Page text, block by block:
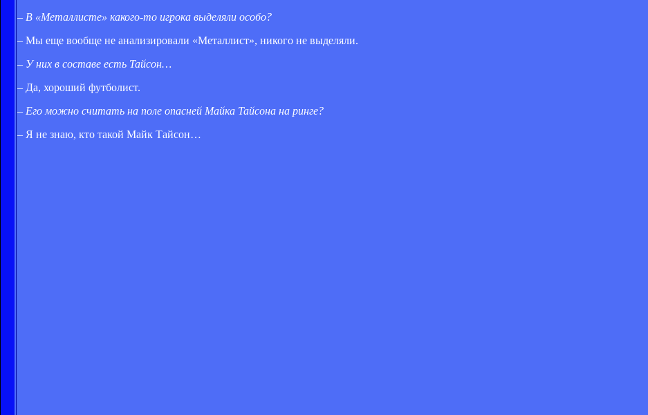
– В «Металлисте» какого-то игрока выделяли особо?
– Мы еще вообще не анализировали «Металлист», никого не выделяли.
– У них в составе есть Тайсон…
– Да, хороший футболист.
– Его можно считать на поле опасней Майка Тайсона на ринге?
– Я не знаю, кто такой Майк Тайсон…